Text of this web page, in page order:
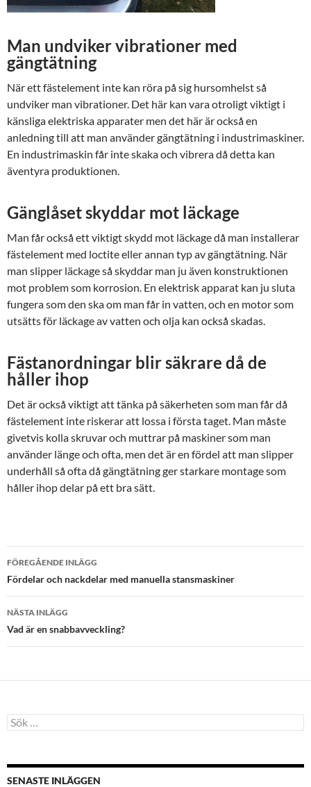
Man undviker vibrationer med
gängtätning
När ett fästelement inte kan röra på sig hursomhelst så
undviker man vibrationer. Det här kan vara otroligt viktigt i
känsliga elektriska apparater men det här är också en
anledning till att man använder gängtätning i industrimaskiner.
En industrimaskin får inte skaka och vibrera då detta kan
äventyra produktionen.
Gänglåset skyddar mot läckage
Man får också ett viktigt skydd mot läckage då man installerar
fästelement med loctite eller annan typ av gängtätning. När
man slipper läckage så skyddar man ju även konstruktionen
mot problem som korrosion. En elektrisk apparat kan ju sluta
fungera som den ska om man får in vatten, och en motor som
utsätts för läckage av vatten och olja kan också skadas.
Fästanordningar blir säkrare då de
håller ihop
Det är också viktigt att tänka på säkerheten som man får då
fästelement inte riskerar att lossa i första taget. Man måste
givetvis kolla skruvar och muttrar på maskiner som man
använder länge och ofta, men det är en fördel att man slipper
underhåll så ofta då gängtätning ger starkare montage som
håller ihop delar på ett bra sätt.
Inläggsnavigering
FÖREGÅENDE INLÄGG
Fördelar och nackdelar med manuella stansmaskiner
NÄSTA INLÄGG
Vad är en snabbavveckling?
Sök
efter:
SENASTE INLÄGGEN